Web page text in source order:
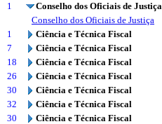
1
Conselho dos Oficiais de Justiça
Conselho dos Oficiais de Justiça
1
Ciência e Técnica Fiscal
7
Ciência e Técnica Fiscal
18
Ciência e Técnica Fiscal
26
Ciência e Técnica Fiscal
30
Ciência e Técnica Fiscal
32
Ciência e Técnica Fiscal
30
Ciência e Técnica Fiscal